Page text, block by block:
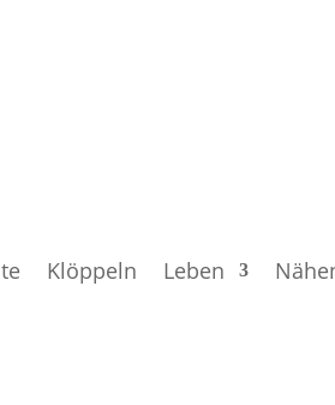
Klöppeln Leben